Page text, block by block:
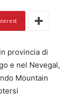
provincia di
e nel Nevegal,
Mountain